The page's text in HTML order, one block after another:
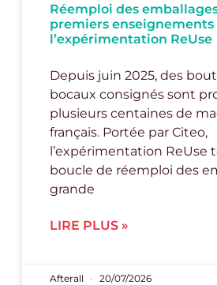
Réemploi des
premiers enseignements
l’expérimentation ReUse
Depuis juin 2025, des
bocaux consignés sont
plusieurs centaines de
français. Portée par Citeo,
l’expérimentation ReUse
boucle de réemploi des
grande
LIRE PLUS »
Afterall 20/07/2026